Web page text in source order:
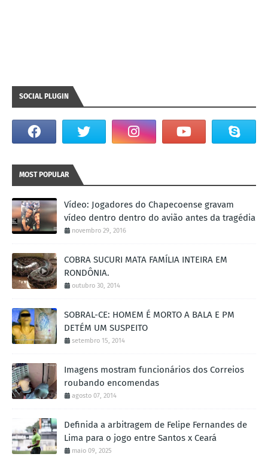
SOCIAL PLUGIN
MOST POPULAR
Vídeo: Jogadores do Chapecoense gravam
vídeo dentro dentro do avião antes da tragédia
novembro 29, 2016
COBRA SUCURI MATA FAMÍLIA INTEIRA EM
RONDÔNIA.
outubro 30, 2014
SOBRAL-CE: HOMEM É MORTO A BALA E PM
DETÉM UM SUSPEITO
setembro 15, 2014
Imagens mostram funcionários dos Correios
roubando encomendas
agosto 07, 2014
Definida a arbitragem de Felipe Fernandes de
Lima para o jogo entre Santos x Ceará
maio 09, 2025